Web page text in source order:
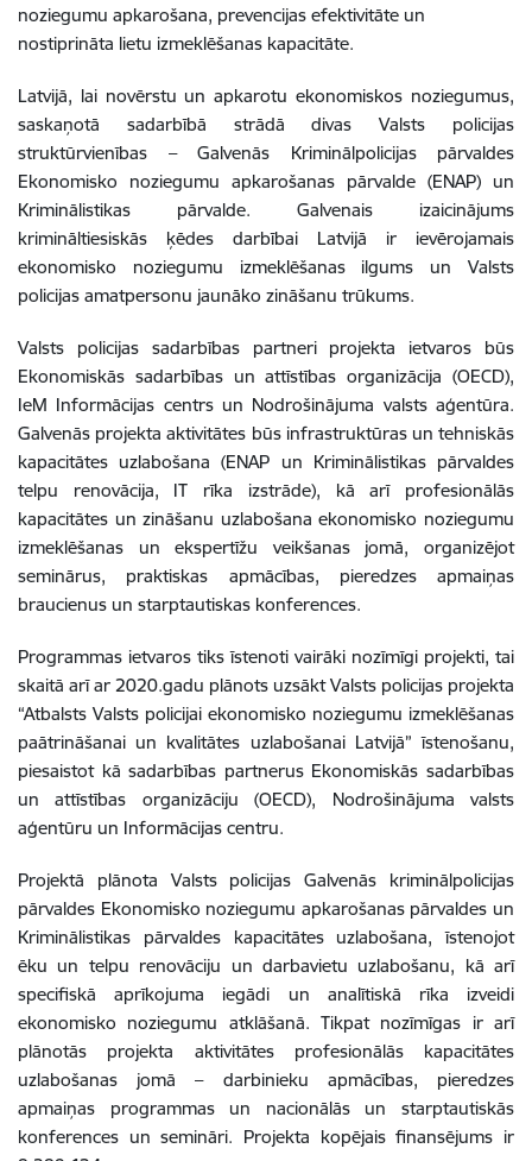
noziegumu apkarošana, prevencijas efektivitāte un
nostiprināta lietu izmeklēšanas kapacitāte.
Latvijā, lai novērstu un apkarotu ekonomiskos noziegumus,
saskaņotā sadarbībā strādā divas Valsts policijas
struktūrvienības – Galvenās Kriminālpolicijas pārvaldes
Ekonomisko noziegumu apkarošanas pārvalde (ENAP) un
Kriminālistikas pārvalde. Galvenais izaicinājums
krimināltiesiskās ķēdes darbībai Latvijā ir ievērojamais
ekonomisko noziegumu izmeklēšanas ilgums un Valsts
policijas amatpersonu jaunāko zināšanu trūkums.
Valsts policijas sadarbības partneri projekta ietvaros būs
Ekonomiskās sadarbības un attīstības organizācija (OECD),
IeM Informācijas centrs un Nodrošinājuma valsts aģentūra.
Galvenās projekta aktivitātes būs infrastruktūras un tehniskās
kapacitātes uzlabošana (ENAP un Kriminālistikas pārvaldes
telpu renovācija, IT rīka izstrāde), kā arī profesionālās
kapacitātes un zināšanu uzlabošana ekonomisko noziegumu
izmeklēšanas un ekspertīžu veikšanas jomā, organizējot
seminārus, praktiskas apmācības, pieredzes apmaiņas
braucienus un starptautiskas konferences.
Programmas ietvaros tiks īstenoti vairāki nozīmīgi projekti, tai
skaitā arī ar 2020.gadu plānots uzsākt Valsts policijas projekta
“Atbalsts Valsts policijai ekonomisko noziegumu izmeklēšanas
paātrināšanai un kvalitātes uzlabošanai Latvijā” īstenošanu,
piesaistot kā sadarbības partnerus Ekonomiskās sadarbības
un attīstības organizāciju (OECD), Nodrošinājuma valsts
aģentūru un Informācijas centru.
Projektā plānota Valsts policijas Galvenās kriminālpolicijas
pārvaldes Ekonomisko noziegumu apkarošanas pārvaldes un
Kriminālistikas pārvaldes kapacitātes uzlabošana, īstenojot
ēku un telpu renovāciju un darbavietu uzlabošanu, kā arī
specifiskā aprīkojuma iegādi un analītiskā rīka izveidi
ekonomisko noziegumu atklāšanā. Tikpat nozīmīgas ir arī
plānotās projekta aktivitātes profesionālās kapacitātes
uzlabošanas jomā – darbinieku apmācības, pieredzes
apmaiņas programmas un nacionālās un starptautiskās
konferences un semināri. Projekta kopējais finansējums ir